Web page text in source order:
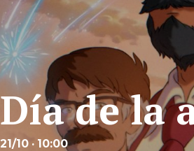
Día de la
21/10 · 10:00